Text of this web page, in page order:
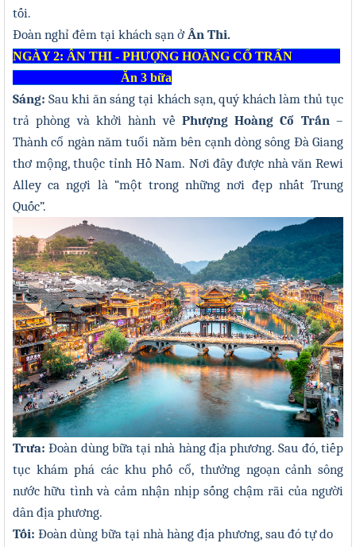
tối.
Đoàn nghỉ đêm tại khách sạn ở Ân Thi.
NGÀY 2: ÂN THI - PHƯỢNG HOÀNG CỔ TRẤN
Ăn 3 bữa
Sáng: Sau khi ăn sáng tại khách sạn, quý khách làm thủ tục
trả phòng và khởi hànhvề Phượng Hoàng Cổ Trấn –
Thành cổ ngàn năm tuổi nằm bên cạnh dòng sông Đà Giang
thơ mộng, thuộc tỉnh Hồ Nam. Nơi đây được nhà văn Rewi
Alley ca ngợi là “một trong những nơi đẹp nhất Trung
Quốc”.
Trưa:Đoàn dùng bữa tại nhà hàng địa phương. Sau đó, tiếp
tục khám phá các khu phố cổ, thưởng ngoạn cảnh sông
nước hữu tình và cảm nhận nhịp sống chậm rãi của người
dân địa phương.
Tối: Đoàn dùng bữa tại nhà hàng địa phương, sau đó tự do